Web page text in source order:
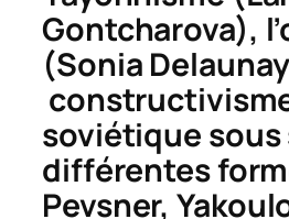
Gontcharova),
(Sonia
soviétique sous
différentes
Pevsner,